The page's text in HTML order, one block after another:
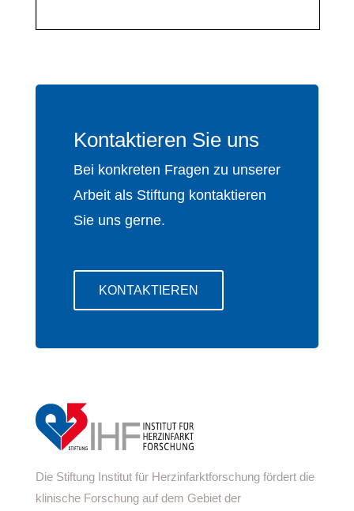
Kontaktieren Sie uns
Bei konkreten Fragen zu unserer
Arbeit als Stiftung kontaktieren
Sie uns gerne.
KONTAKTIEREN
Die Stiftung Institut für Herzinfarktforschung fördert die
klinische Forschung auf dem Gebiet der